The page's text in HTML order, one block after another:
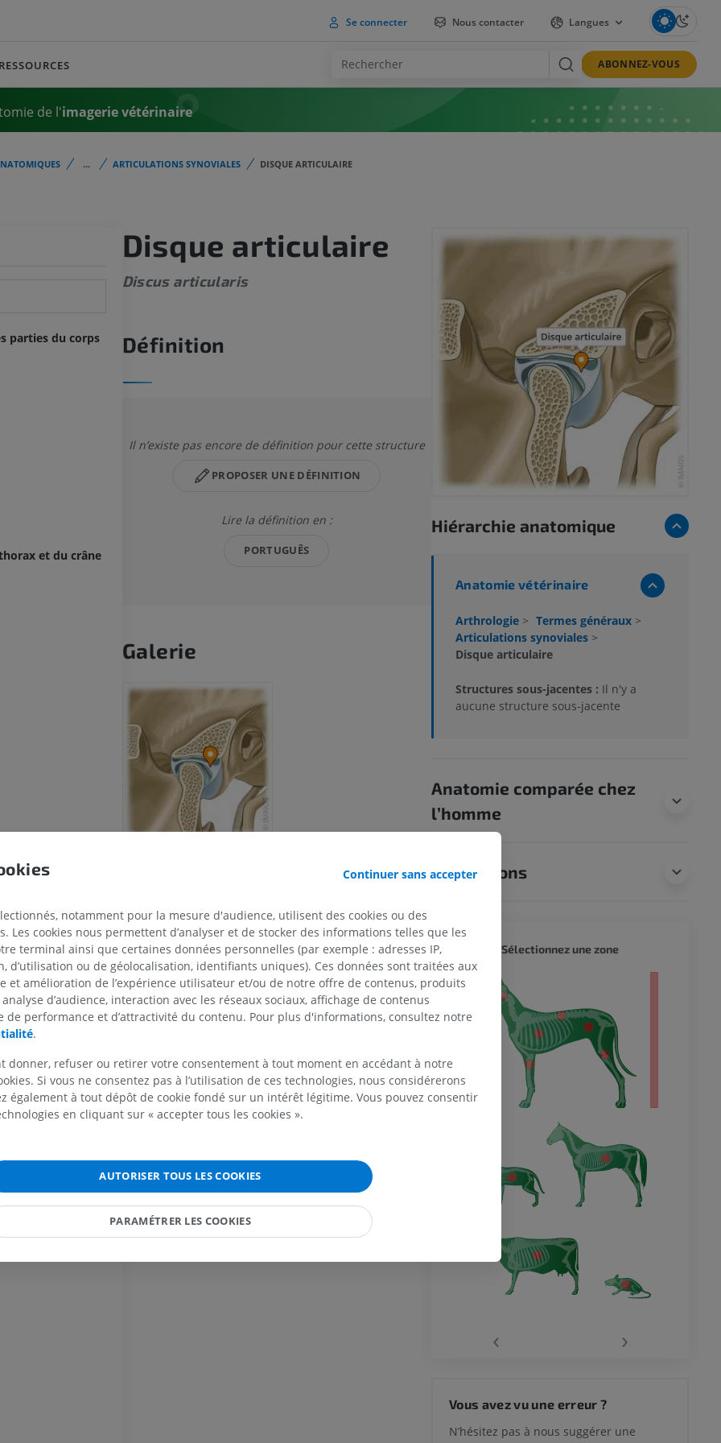
Se connecter Nous contacter Langues
RESSOURCES ABONNEZ-VOUS
de l'imagerie vétérinaire
... ARTICULATIONS SYNOVIALES DISQUE ARTICULAIRE
parties du corps
et du crâne
Disque articulaire
Discus articularis
Définition
Il n’existe pas encore de définition pour cette structure
PROPOSER UNE DÉFINITION
Lire la définition en :
PORTUGUÊS
Galerie
Hiérarchie anatomique
Anatomie vétérinaire
Arthrologie > Termes généraux >
Articulations synoviales >
Disque articulaire
Structures sous-jacentes : Il n'y a
aucune structure sous-jacente
Anatomie comparée chez
l’homme
Traductions
Cheval - Ostéologie
Illustrations
PREMIUM
Cheval - Ostéologie
Radiographies
GRATUIT
PREMIUM
Illustrations
SOURIS
Souris - Corps entier
TDM
GRATUIT
Sélectionnez une zone
‹ ›
Vous avez vu une erreur ?
N’hésitez pas à nous suggérer une
Continuer sans accepter
notamment pour la mesure d'audience, utilisent des cookies ou des
Les cookies nous permettent d’analyser et de stocker des informations telles que les
terminal ainsi que certaines données personnelles (par exemple : adresses IP,
d’utilisation ou de géolocalisation, identifiants uniques). Ces données sont traitées aux
et amélioration de l’expérience utilisateur et/ou de notre offre de contenus, produits
d’audience, interaction avec les réseaux sociaux, affichage de contenus
de performance et d’attractivité du contenu. Pour plus d'informations, consultez notre
.
donner, refuser ou retirer votre consentement à tout moment en accédant à notre
Si vous ne consentez pas à l’utilisation de ces technologies, nous considérerons
également à tout dépôt de cookie fondé sur un intérêt légitime. Vous pouvez consentir
en cliquant sur « accepter tous les cookies ».
AUTORISER TOUS LES COOKIES
PARAMÉTRER LES COOKIES